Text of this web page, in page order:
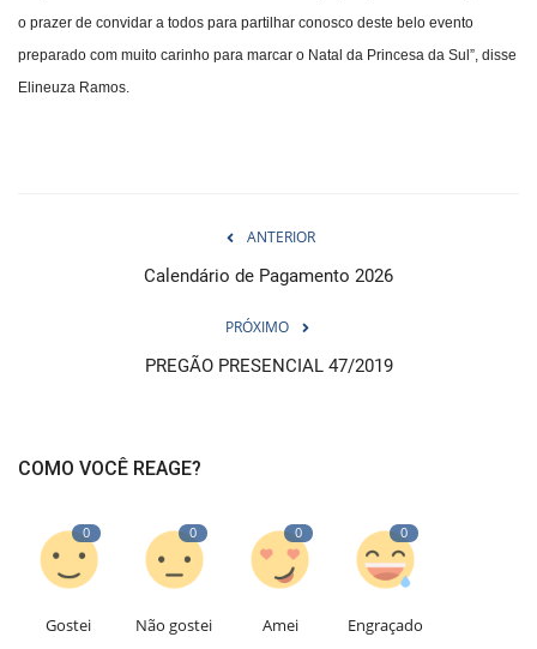
o prazer de convidar a todos para partilhar conosco deste belo evento
preparado com muito carinho para marcar o Natal da Princesa da Sul”, disse
Elineuza Ramos.
ANTERIOR
Calendário de Pagamento 2026
PRÓXIMO
PREGÃO PRESENCIAL 47/2019
COMO VOCÊ REAGE?
0
Gostei
0
Não gostei
0
Amei
0
Engraçado